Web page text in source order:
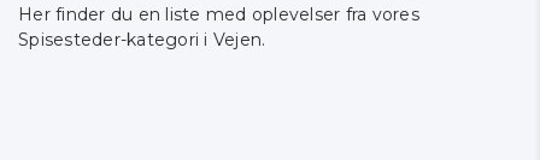
Her finder du en liste med oplevelser fra vores
Spisesteder-kategori i Vejen.